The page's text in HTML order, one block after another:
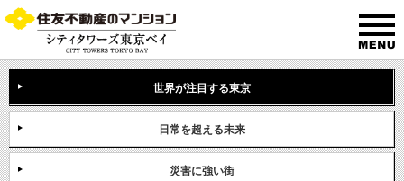
世界が注目する東京
日常を超える未来
災害に強い街